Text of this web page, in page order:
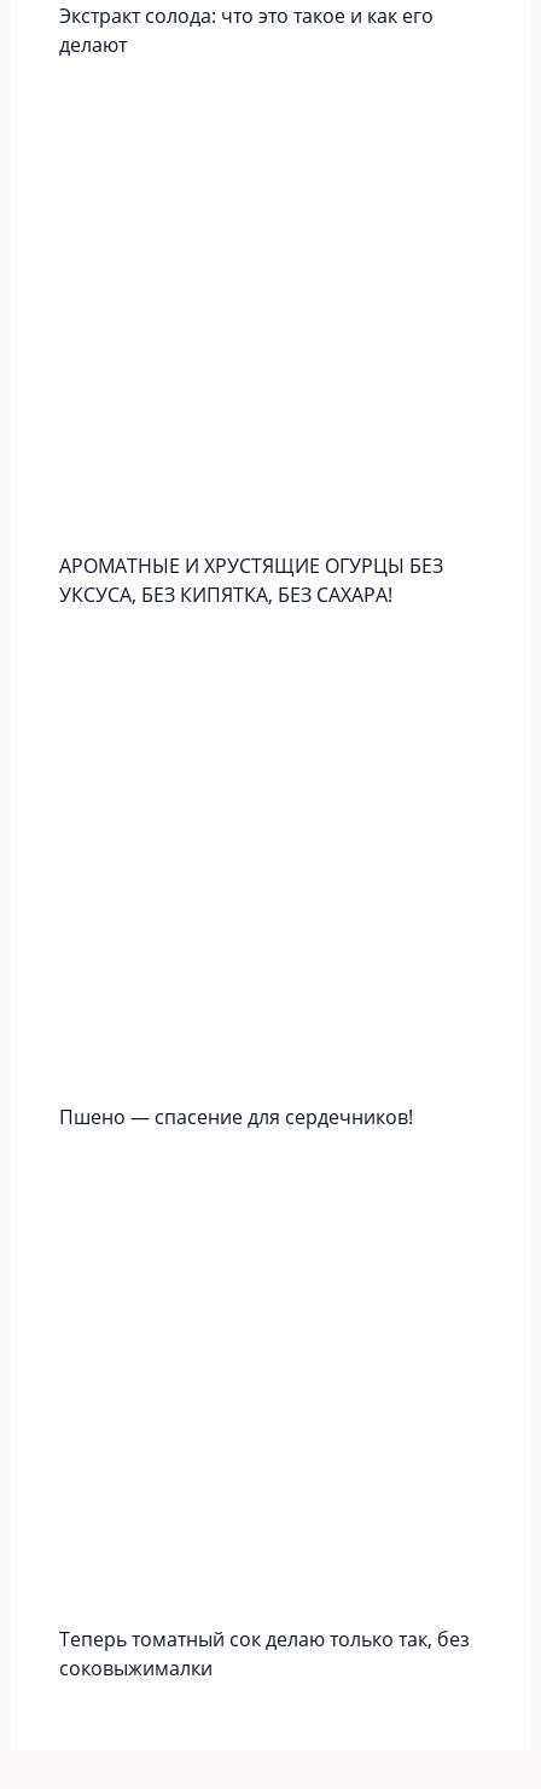
Экстракт солода: что это такое и как его
делают
АРОМАТНЫЕ И ХРУСТЯЩИЕ ОГУРЦЫ БЕЗ
УКСУСА, БЕЗ КИПЯТКА, БЕЗ САХАРА!
Пшено — спасение для сердечников!
Теперь томатный сок делаю только так, без
соковыжималки